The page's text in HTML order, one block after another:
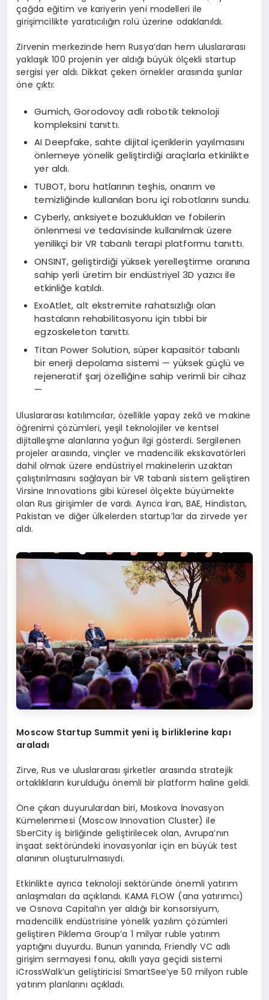
çağda eğitim ve kariyerin yeni modelleri ile
girişimcilikte yaratıcılığın rolü üzerine odaklanıldı.
Zirvenin merkezinde hem Rusya’dan hem uluslararası
yaklaşık 100 projenin yer aldığı büyük ölçekli startup
sergisi yer aldı. Dikkat çeken örnekler arasında şunlar
öne çıktı:
Gumich, Gorodovoy adlı robotik teknoloji
kompleksini tanıttı.
AI Deepfake, sahte dijital içeriklerin yayılmasını
önlemeye yönelik geliştirdiği araçlarla etkinlikte
yer aldı.
TUBOT, boru hatlarının teşhis, onarım ve
temizliğinde kullanılan boru içi robotlarını sundu.
Cyberly, anksiyete bozuklukları ve fobilerin
önlenmesi ve tedavisinde kullanılmak üzere
yenilikçi bir VR tabanlı terapi platformu tanıttı.
ONSINT, geliştirdiği yüksek yerelleştirme oranına
sahip yerli üretim bir endüstriyel 3D yazıcı ile
etkinliğe katıldı.
ExoAtlet, alt ekstremite rahatsızlığı olan
hastaların rehabilitasyonu için tıbbi bir
egzoskeleton tanıttı.
Titan Power Solution, süper kapasitör tabanlı
bir enerji depolama sistemi — yüksek güçlü ve
rejeneratif şarj özelliğine sahip verimli bir cihaz
—
Uluslararası katılımcılar, özellikle yapay zekâ ve makine
öğrenimi çözümleri, yeşil teknolojiler ve kentsel
dijitalleşme alanlarına yoğun ilgi gösterdi. Sergilenen
projeler arasında, vinçler ve madencilik ekskavatörleri
dahil olmak üzere endüstriyel makinelerin uzaktan
çalıştırılmasını sağlayan bir VR tabanlı sistem geliştiren
Virsine Innovations gibi küresel ölçekte büyümekte
olan Rus girişimler de vardı. Ayrıca İran, BAE, Hindistan,
Pakistan ve diğer ülkelerden startup’lar da zirvede yer
aldı.
Moscow Startup Summit yeni iş birliklerine kapı
araladı
Zirve, Rus ve uluslararası şirketler arasında stratejik
ortaklıkların kurulduğu önemli bir platform haline geldi.
Öne çıkan duyurulardan biri, Moskova İnovasyon
Kümelenmesi (Moscow Innovation Cluster) ile
SberCity iş birliğinde geliştirilecek olan, Avrupa’nın
inşaat sektöründeki inovasyonlar için en büyük test
alanının oluşturulmasıydı.
Etkinlikte ayrıca teknoloji sektöründe önemli yatırım
anlaşmaları da açıklandı. KAMA FLOW (ana yatırımcı)
ve Osnova Capital’ın yer aldığı bir konsorsiyum,
madencilik endüstrisine yönelik yazılım çözümleri
geliştiren Piklema Group’a 1 milyar ruble yatırım
yaptığını duyurdu. Bunun yanında, Friendly VC adlı
girişim sermayesi fonu, akıllı yaya geçidi sistemi
iCrossWalk’un geliştiricisi SmartSee’ye 50 milyon ruble
yatırım planlarını açıkladı.